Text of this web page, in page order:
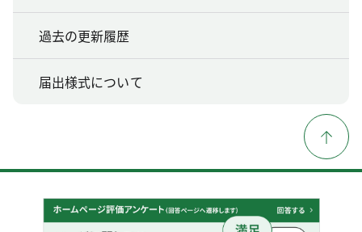
過去の更新履歴
届出様式について